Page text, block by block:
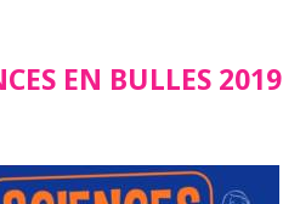
EN BULLES 2019